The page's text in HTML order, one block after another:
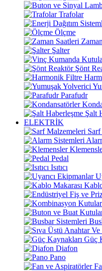
Trafolar
Ölçme
Şalter
Şönt
Parafudr
Şalt
ELEKTRİK
Pedal
Isıtıcı
Güç
Diafon
Pano